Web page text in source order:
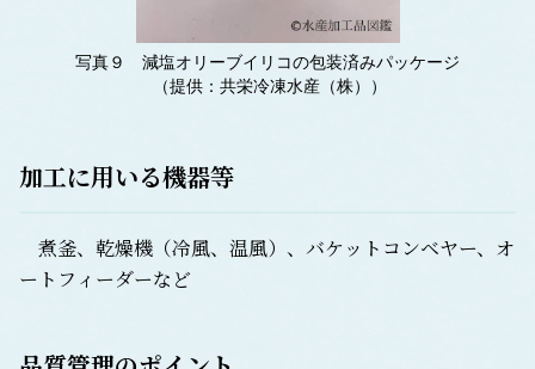
写真９ 減塩オリーブイリコの包装済みパッケージ
（提供：共栄冷凍水産（株））
加工に用いる機器等
煮釜、乾燥機（冷風、温風）、バケットコンベヤー、オ
ートフィーダーなど